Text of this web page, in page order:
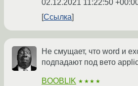
02.12.2021 11:22:50
Ссылка
Не смущает, что word и
подпадают под вето
BOOBLIK ★★★★